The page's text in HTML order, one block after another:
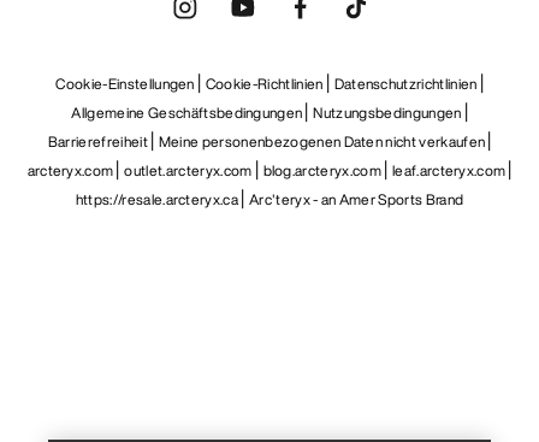
Cookie-Einstellungen Cookie-Richtlinien Datenschutzrichtlinien
Allgemeine Geschäftsbedingungen Nutzungsbedingungen
Barrierefreiheit Meine personenbezogenen Daten nicht verkaufen
arcteryx.com outlet.arcteryx.com blog.arcteryx.com leaf.arcteryx.com
https://resale.arcteryx.ca Arc'teryx - an Amer Sports Brand